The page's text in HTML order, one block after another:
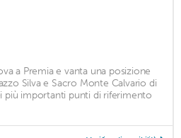
a Premia e vanta una posizione
Silva e Sacro Monte Calvario di
più importanti punti di riferimento